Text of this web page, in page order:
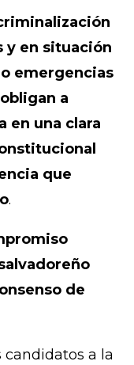
y en situación
emergencias
a
en una clara
que
.
de
a la